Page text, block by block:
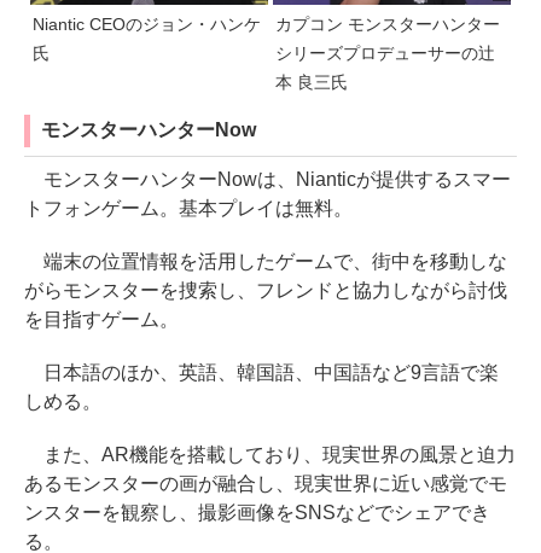
Niantic CEOのジョン・ハンケ
氏
カプコン モンスターハンター
シリーズプロデューサーの辻
本 良三氏
モンスターハンターNow
モンスターハンターNowは、Nianticが提供するスマー
トフォンゲーム。基本プレイは無料。
端末の位置情報を活用したゲームで、街中を移動しな
がらモンスターを捜索し、フレンドと協力しながら討伐
を目指すゲーム。
日本語のほか、英語、韓国語、中国語など9言語で楽
しめる。
また、AR機能を搭載しており、現実世界の風景と迫力
あるモンスターの画が融合し、現実世界に近い感覚でモ
ンスターを観察し、撮影画像をSNSなどでシェアでき
る。